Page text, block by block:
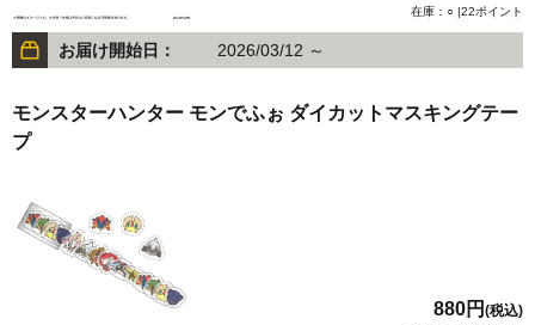
在庫：○ |22ポイント
お届け開始日： 2026/03/12 ～
モンスターハンター モンでふぉ ダイカットマスキングテー
プ
880円 (税込)